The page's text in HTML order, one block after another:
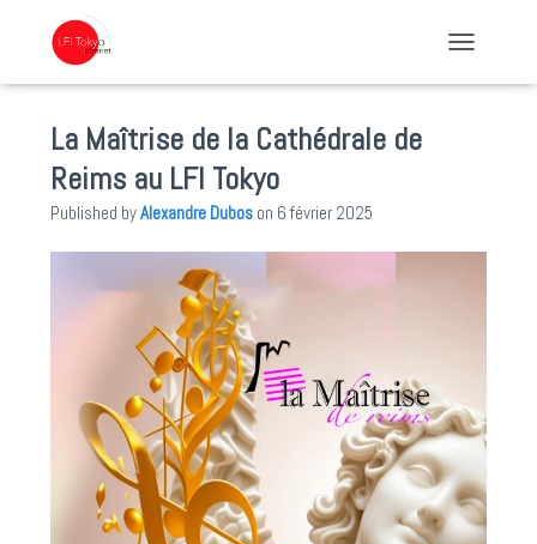
La Maîtrise de la Cathédrale de
Reims au LFI Tokyo
Published byAlexandre Dubos on 6 février 2025